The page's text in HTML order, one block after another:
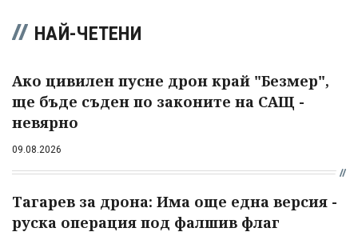
НАЙ-ЧЕТЕНИ
Ако цивилен пусне дрон край "Безмер",
ще бъде съден по законите на САЩ -
невярно
09.08.2026
Тагарев за дрона: Има още една версия -
руска операция под фалшив флаг